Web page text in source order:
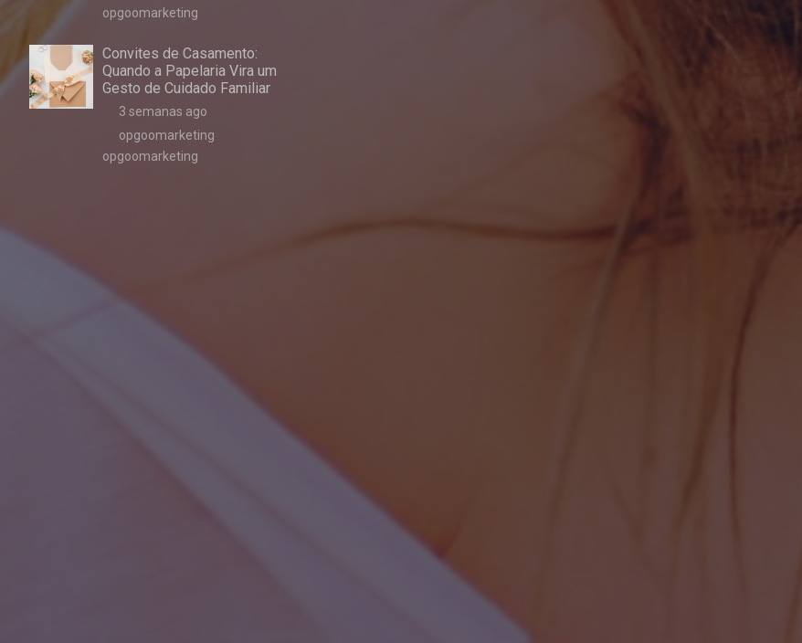
opgoomarketing
Convites de Casamento:
Quando a Papelaria Vira um
Gesto de Cuidado Familiar
3 semanas ago
opgoomarketing
opgoomarketing